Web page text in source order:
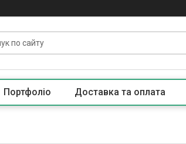
Портфоліо Доставка та оплата